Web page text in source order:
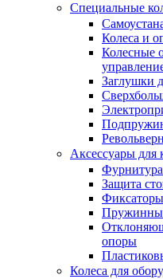
Специальные
Колеса и
Колесные
Заглушки
Аксессуары для
Защита
опоры
Колеса для